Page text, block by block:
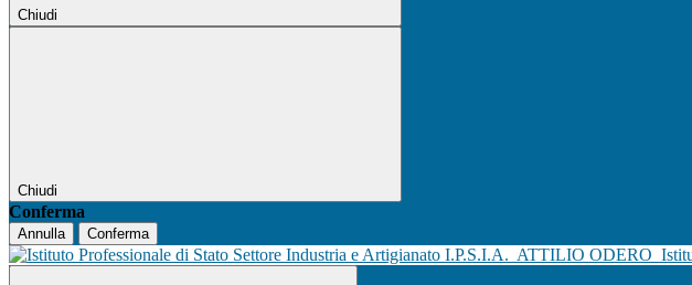
Chiudi
Chiudi
Conferma
Annulla Conferma
I.P.S.I.A. ATTILIO ODERO